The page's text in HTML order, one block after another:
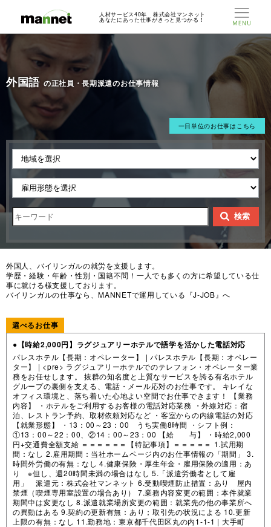
人材サービス40年 株式会社マンネット
あなたにあった仕事がきっと見つかる！
外国語 の正社員・長期派遣のお仕事情報
一日単位のお仕事はこちら
検索
外国人、バイリンガルの就労を支援します。
学歴・経験・年齢・性別・国籍不問！一人でも多くの方に希望している仕
事に就ける様支援しております。
バイリンガルの仕事なら、MANNETで運用している『J-JOB』へ
選べるお仕事
●【時給2,000円】ラグジュアリーホテルで語学を活かした電話対応
パレスホテル【長期：オペレーター】 | パレスホテル【長期：オペレー
ター】 | <pre> ラグジュアリーホテルでのテレフォン・オペレーター業
務をお任せします。 抜群の知名度と上質なサービスを誇る有名ホテル
グループの裏側を支える、電話・メール応対のお仕事です。 キレイな
オフィス環境と、落ち着いた心地よい空間でお仕事できます！ 【業務
内容】 ・ホテルをご利用するお客様の電話対応業務 ・外線対応：宿
泊、レストラン予約、取材依頼対応など ・客室からの内線電話の対応
【就業形態】 ・13：00～23：00 うち実働8時間 ・シフト例：
①13：00～22：00、②14：00～23：00 【給 与】 ・時給2,000
円+交通費全額支給 ＝＝＝＝＝＝【特記事項】＝＝＝＝＝ 1.試用期
間：なし 2.雇用期間：当社ホームページ内のお仕事情報の「期間」 3.
時間外労働の有無：なし 4.健康保険・厚生年金・雇用保険の適用：あ
り ※但し、週20時間未満の場合はなし 5.「派遣労働者として雇
用」 派遣元：株式会社マンネット 6.受動喫煙防止措置：あり 屋内
禁煙（喫煙専用室設置の場合あり） 7.業務内容変更の範囲：本件就業
期間中は変更なし 8.派遣就業場所変更の範囲：就業先の他の事業所へ
の異動はある 9.契約の更新有無：あり；取引先の状況による 10.更新
上限の有無：なし 11.勤務地：東京都千代田区丸の内1-1-1 | 大手町